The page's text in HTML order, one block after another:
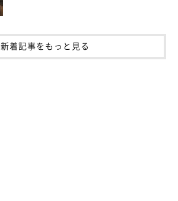
新着記事をもっと見る